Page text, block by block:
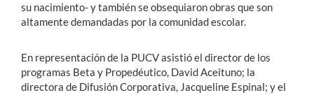
su nacimiento- y también se obsequiaron obras que son
altamente demandadas por la comunidad escolar.
En representación de la PUCV asistió el director de los
programas Beta y Propedéutico, David Aceituno; la
directora de Difusión Corporativa, Jacqueline Espinal; y el